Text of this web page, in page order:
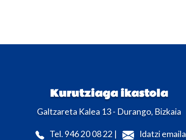
Kurutziaga ikastola
Galtzareta Kalea 13 - Durango, Bizkaia
Tel. 946 20 08 22 | Idatzi emaila